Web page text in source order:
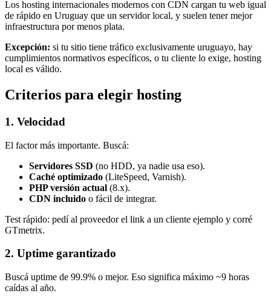
Los hosting internacionales modernos con CDN cargan tu web igual
de rápido en Uruguay que un servidor local, y suelen tener mejor
infraestructura por menos plata.
Excepción: si tu sitio tiene tráfico exclusivamente uruguayo, hay
cumplimientos normativos específicos, o tu cliente lo exige, hosting
local es válido.
Criterios para elegir hosting
1. Velocidad
El factor más importante. Buscá:
Servidores SSD (no HDD, ya nadie usa eso).
Caché optimizado (LiteSpeed, Varnish).
PHP versión actual (8.x).
CDN incluido o fácil de integrar.
Test rápido: pedí al proveedor el link a un cliente ejemplo y corré
GTmetrix.
2. Uptime garantizado
Buscá uptime de 99.9% o mejor. Eso significa máximo ~9 horas
caídas al año.